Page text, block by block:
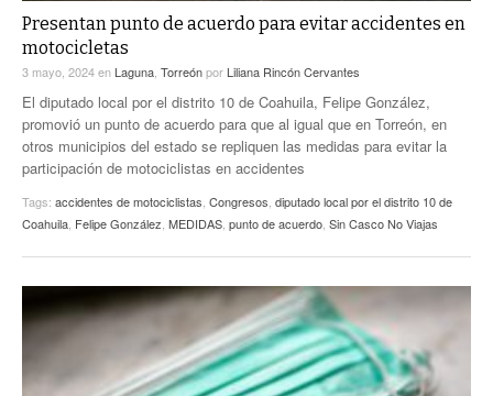
Presentan punto de acuerdo para evitar accidentes en
motocicletas
3 mayo, 2024en Laguna Torreónpor Liliana Rincón Cervantes
El diputado local por el distrito 10 de Coahuila, Felipe González,
promovió un punto de acuerdo para que al igual que en Torreón, en
otros municipios del estado se repliquen las medidas para evitar la
participación de motociclistas en accidentes
Tags: accidentes de motociclistas Congresos diputado local por el distrito 10 de
Coahuila Felipe González MEDIDAS punto de acuerdo Sin Casco No Viajas